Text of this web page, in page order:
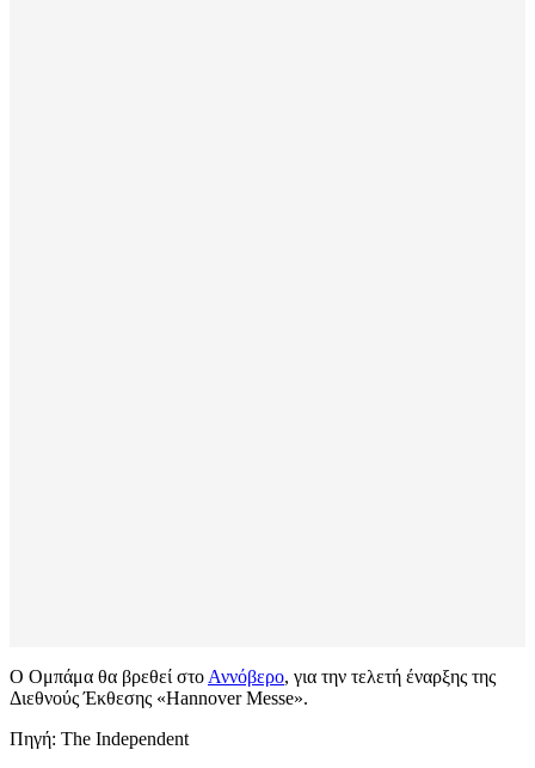
Ο Ομπάμα θα βρεθεί στο Αννόβερο, για την τελετή έναρξης της
Διεθνούς Έκθεσης «Hannover Messe».
Πηγή: The Independent